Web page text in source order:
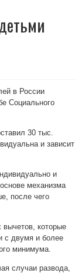
в России
Социального
30 тыс.
и зависит
и
механизма
после чего
вычетов, которые
с двумя и более
минимума.
случаи развода,